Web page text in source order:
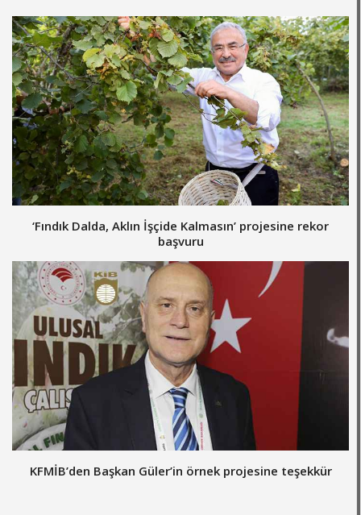
‘Fındık Dalda, Aklın İşçide Kalmasın’ projesine rekor
başvuru
KFMİB’den Başkan Güler’in örnek projesine teşekkür